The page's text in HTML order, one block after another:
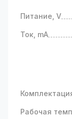
помощи
критерии
Тип
Поддержка
Питание, V
Ток, mA
Рабочая